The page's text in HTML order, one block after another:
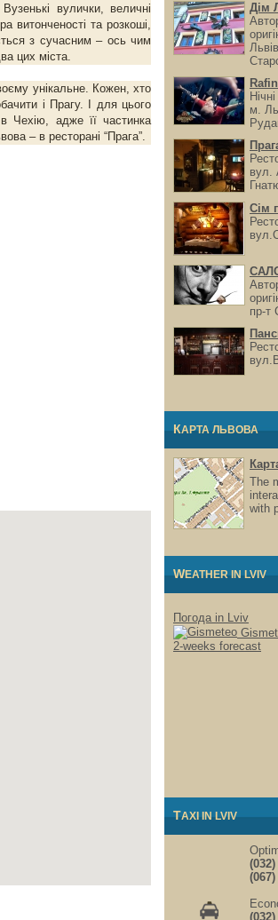
вулички, величні
витонченості та розкоші,
з сучасним – ось чим
цих міста.
унікальне. Кожен, хто
і Прагу. І для цього
в Чехію, адже її частинка
– в ресторані “Прага”.
Дім
м.
вул.
Сім
пр-т
КАРТА ЛЬВОВА
The
with
WEATHER IN LVIV
Погода in Lviv
2-weeks forecast
TAXI IN LVIV